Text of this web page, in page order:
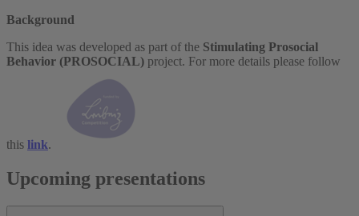
Background
This idea was developed as part of the Stimulating Prosocial
Behavior (PROSOCIAL) project. For more details please follow
this link.
Upcoming presentations